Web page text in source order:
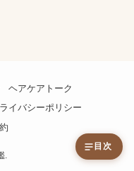
ヘアケアトーク
イバシーポリシー
.
目次